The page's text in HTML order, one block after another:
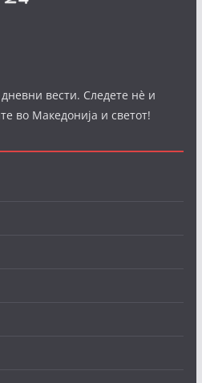
вести. Следете нè и
во Македонија и светот!